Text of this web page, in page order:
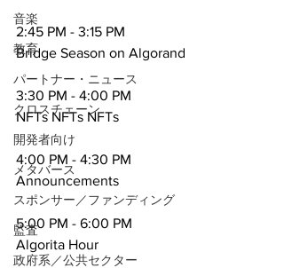
音楽
教育
パートナー・ニュース
クロスチェーン
開発者向け
メタバース
スポンサー／ファンディング
監査
政府系／公共セクター
2:45 PM - 3:15 PM
Bridge Season on Algorand
3:30 PM - 4:00 PM
NFTs NFTs NFTs
4:00 PM - 4:30 PM
Announcements
5:00 PM - 6:00 PM
Algorita Hour